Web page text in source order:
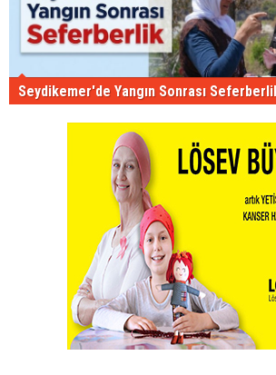
Seydikemer'de Yangın Sonrası